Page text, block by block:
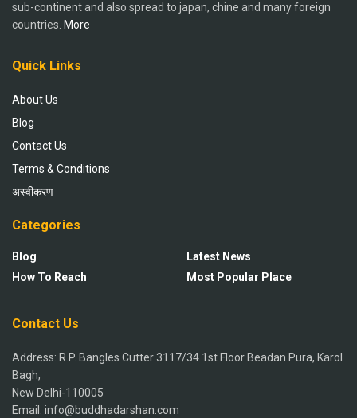
sub-continent and also spread to japan, chine and many foreign
countries. More
Quick Links
About Us
Blog
Contact Us
Terms & Conditions
अस्वीकरण
Categories
Blog
How To Reach
Latest News
Most Popular Place
Contact Us
Address: R.P. Bangles Cutter 3117/34 1st Floor Beadan Pura, Karol
Bagh,
New Delhi-110005
Email: info@buddhadarshan.com